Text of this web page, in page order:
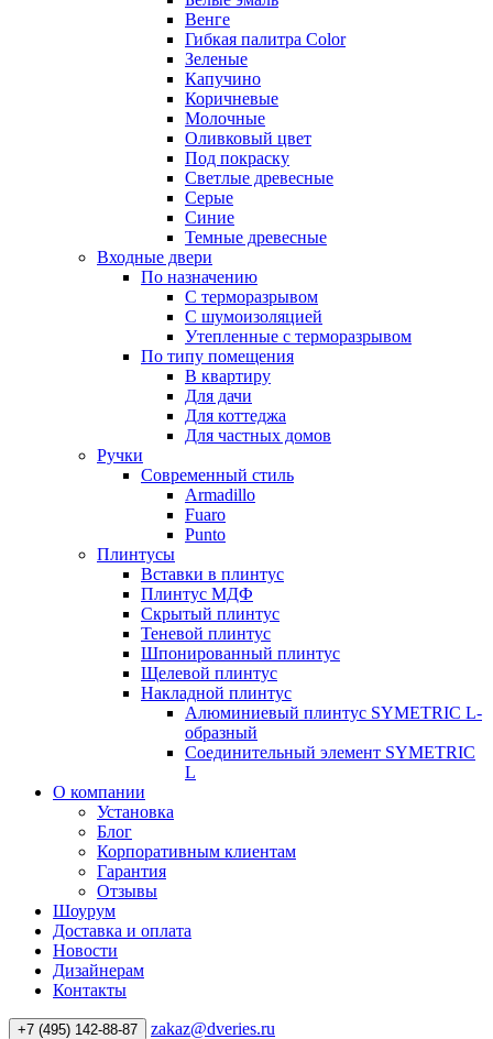
Венге
Гибкая палитра Color
Зеленые
Капучино
Коричневые
Молочные
Оливковый цвет
Под покраску
Светлые древесные
Серые
Синие
Темные древесные
Входные двери
По назначению
С терморазрывом
С шумоизоляцией
Утепленные с терморазрывом
По типу помещения
В квартиру
Для дачи
Для коттеджа
Для частных домов
Ручки
Современный стиль
Armadillo
Fuaro
Punto
Плинтусы
Вставки в плинтус
Плинтус МДФ
Скрытый плинтус
Теневой плинтус
Шпонированный плинтус
Щелевой плинтус
Накладной плинтус
Алюминиевый плинтус SYMETRIC L-
образный
Соединительный элемент SYMETRIC
L
О компании
Установка
Блог
Корпоративным клиентам
Гарантия
Отзывы
Шоурум
Доставка и оплата
Новости
Дизайнерам
Контакты
+7 (495) 142-88-87 zakaz@dveries.ru